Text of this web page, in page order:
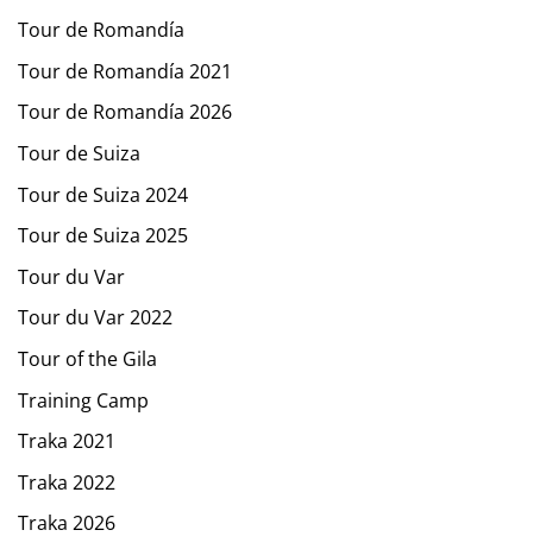
Tour de Romandía
Tour de Romandía 2021
Tour de Romandía 2026
Tour de Suiza
Tour de Suiza 2024
Tour de Suiza 2025
Tour du Var
Tour du Var 2022
Tour of the Gila
Training Camp
Traka 2021
Traka 2022
Traka 2026